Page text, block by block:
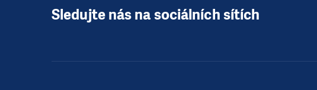
Sledujte nás na sociálních sítích